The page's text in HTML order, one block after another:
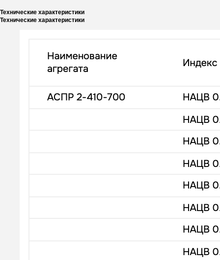
Технические характеристики
Технические характеристики